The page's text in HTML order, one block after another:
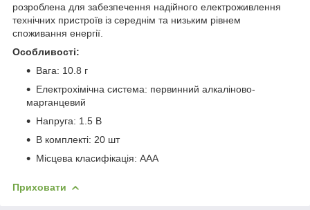
розроблена для забезпечення надійного електроживлення
технічних пристроїв із середнім та низьким рівнем
споживання енергії.
Особливості:
Вага: 10.8 г
Електрохімічна система: первинний алкаліново-
марганцевий
Напруга: 1.5 В
В комплекті: 20 шт
Місцева класифікація: AAA
Приховати